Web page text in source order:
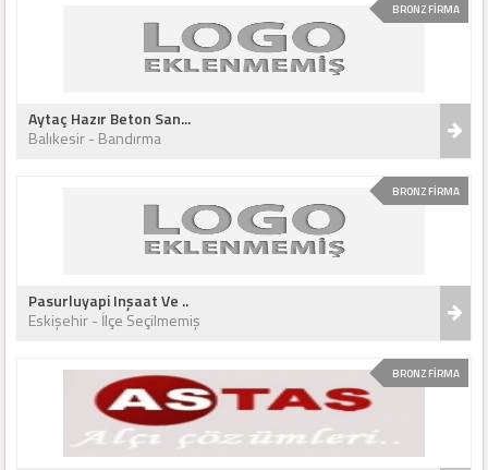
BRONZ FİRMA
Aytaç Hazır Beton San...
Balıkesir - Bandırma
BRONZ FİRMA
Pasurluyapi Inşaat Ve ..
Eskişehir - İlçe Seçilmemiş
BRONZ FİRMA